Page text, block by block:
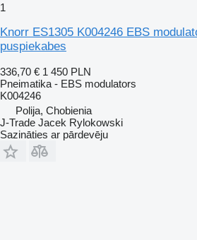
1
Knorr ES1305 K004246 EBS
puspiekabes
336,70 € 1 450 PLN
Pneimatika - EBS modulators
K004246
Polija, Chobienia
J-Trade Jacek Rylokowski
Sazināties ar pārdevēju